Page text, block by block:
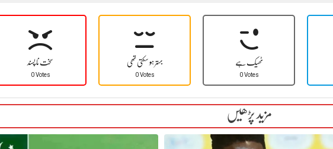
سخت نا پسند
0 Votes
بہتر ہو سکتی تھی
0 Votes
ٹھیک ہے
0 Votes
مزید پڑھیں